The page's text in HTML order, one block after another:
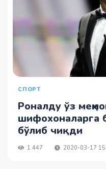
СПОРТ
Роналду ўз
шифохоналарга
бўлиб чиқди
1 447 2020-03-17